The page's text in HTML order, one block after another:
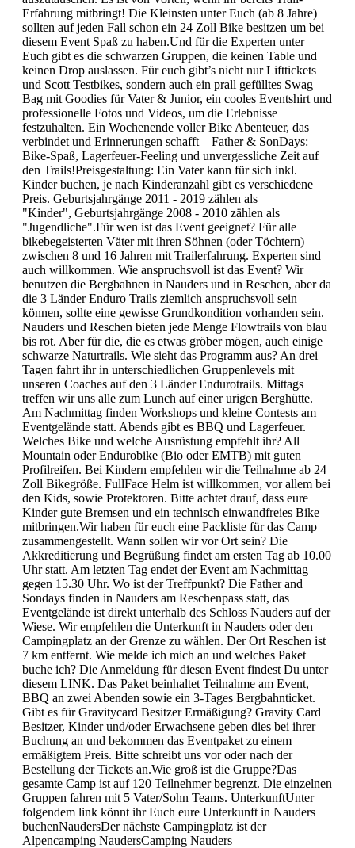
Erfahrung mitbringt! Die Kleinsten unter Euch (ab 8 Jahre)
sollten auf jeden Fall schon ein 24 Zoll Bike besitzen um bei
diesem Event Spaß zu haben.Und für die Experten unter
Euch gibt es die schwarzen Gruppen, die keinen Table und
keinen Drop auslassen. Für euch gibt’s nicht nur Lifttickets
und Scott Testbikes, sondern auch ein prall gefülltes Swag
Bag mit Goodies für Vater & Junior, ein cooles Eventshirt und
professionelle Fotos und Videos, um die Erlebnisse
festzuhalten. Ein Wochenende voller Bike Abenteuer, das
verbindet und Erinnerungen schafft – Father & SonDays:
Bike-Spaß, Lagerfeuer-Feeling und unvergessliche Zeit auf
den Trails!Preisgestaltung: Ein Vater kann für sich inkl.
Kinder buchen, je nach Kinderanzahl gibt es verschiedene
Preis. Geburtsjahrgänge 2011 - 2019 zählen als
"Kinder", Geburtsjahrgänge 2008 - 2010 zählen als
"Jugendliche".Für wen ist das Event geeignet? Für alle
bikebegeisterten Väter mit ihren Söhnen (oder Töchtern)
zwischen 8 und 16 Jahren mit Trailerfahrung. Experten sind
auch willkommen. Wie anspruchsvoll ist das Event? Wir
benutzen die Bergbahnen in Nauders und in Reschen, aber da
die 3 Länder Enduro Trails ziemlich anspruchsvoll sein
können, sollte eine gewisse Grundkondition vorhanden sein.
Nauders und Reschen bieten jede Menge Flowtrails von blau
bis rot. Aber für die, die es etwas gröber mögen, auch einige
schwarze Naturtrails. Wie sieht das Programm aus? An drei
Tagen fahrt ihr in unterschiedlichen Gruppenlevels mit
unseren Coaches auf den 3 Länder Endurotrails. Mittags
treffen wir uns alle zum Lunch auf einer urigen Berghütte.
Am Nachmittag finden Workshops und kleine Contests am
Eventgelände statt. Abends gibt es BBQ und Lagerfeuer.
Welches Bike und welche Ausrüstung empfehlt ihr? All
Mountain oder Endurobike (Bio oder EMTB) mit guten
Profilreifen. Bei Kindern empfehlen wir die Teilnahme ab 24
Zoll Bikegröße. FullFace Helm ist willkommen, vor allem bei
den Kids, sowie Protektoren. Bitte achtet drauf, dass eure
Kinder gute Bremsen und ein technisch einwandfreies Bike
mitbringen.Wir haben für euch eine Packliste für das Camp
zusammengestellt. Wann sollen wir vor Ort sein? Die
Akkreditierung und Begrüßung findet am ersten Tag ab 10.00
Uhr statt. Am letzten Tag endet der Event am Nachmittag
gegen 15.30 Uhr. Wo ist der Treffpunkt? Die Father and
Sondays finden in Nauders am Reschenpass statt, das
Eventgelände ist direkt unterhalb des Schloss Nauders auf der
Wiese. Wir empfehlen die Unterkunft in Nauders oder den
Campingplatz an der Grenze zu wählen. Der Ort Reschen ist
7 km entfernt. Wie melde ich mich an und welches Paket
buche ich? Die Anmeldung für diesen Event findest Du unter
diesem LINK. Das Paket beinhaltet Teilnahme am Event,
BBQ an zwei Abenden sowie ein 3-Tages Bergbahnticket.
Gibt es für Gravitycard Besitzer Ermäßigung? Gravity Card
Besitzer, Kinder und/oder Erwachsene geben dies bei ihrer
Buchung an und bekommen das Eventpaket zu einem
ermäßigtem Preis. Bitte schreibt uns vor oder nach der
Bestellung der Tickets an.Wie groß ist die Gruppe?Das
gesamte Camp ist auf 120 Teilnehmer begrenzt. Die einzelnen
Gruppen fahren mit 5 Vater/Sohn Teams. UnterkunftUnter
folgendem link könnt ihr Euch eure Unterkunft in Nauders
buchenNaudersDer nächste Campingplatz ist der
Alpencamping NaudersCamping Nauders